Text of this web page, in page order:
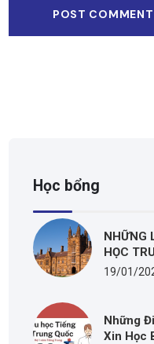
Học bổng
NHỮNG
HỌC
19/01/
Những
Xin Học